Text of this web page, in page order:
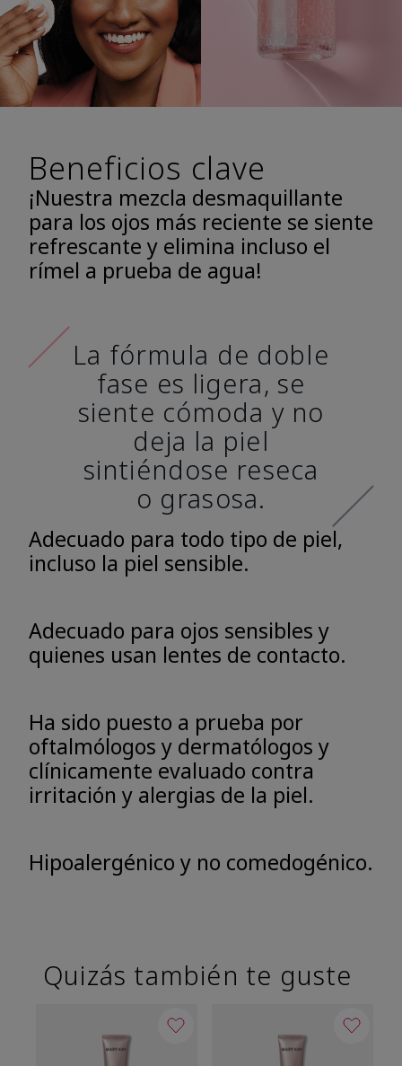
Beneficios clave
¡Nuestra mezcla desmaquillante
para los ojos más reciente se siente
refrescante y elimina incluso el
rímel a prueba de agua!
La fórmula de doble
fase es ligera, se
siente cómoda y no
deja la piel
sintiéndose reseca
o grasosa.
Adecuado para todo tipo de piel,
incluso la piel sensible.
Adecuado para ojos sensibles y
quienes usan lentes de contacto.
Ha sido puesto a prueba por
oftalmólogos y dermatólogos y
clínicamente evaluado contra
irritación y alergias de la piel.
Hipoalergénico y no comedogénico.
Quizás también te guste